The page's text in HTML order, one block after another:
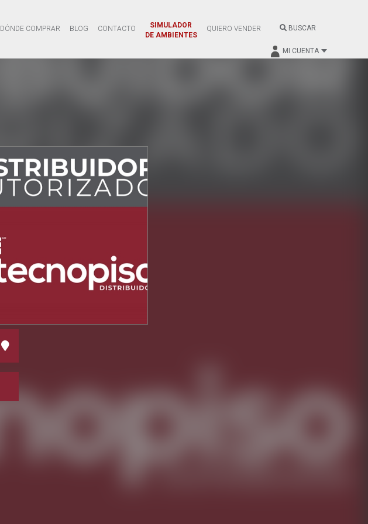
DÓNDE COMPRAR BLOG CONTACTO
SIMULADOR
DE AMBIENTES
QUIERO VENDER BUSCAR
MI CUENTA